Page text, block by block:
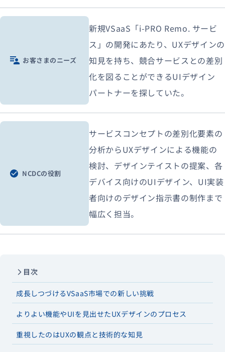
お客さまのニーズ
新規VSaaS「i-PRO Remo. サービ
ス」の開発にあたり、UXデザインの
知見を持ち、競合サービスとの差別
化を図ることができるUIデザイン
パートナーを探していた。
NCDCの役割
サービスコンセプトの差別化要素の
分析からUXデザインによる機能の
検討、デザインテイストの提案、各
デバイス向けのUIデザイン、UI実装
者向けのデザイン指示書の制作まで
幅広く担当。
目次
成長しつづけるVSaaS市場での新しい挑戦
よりよい機能やUIを見出せたUXデザインのプロセス
重視したのはUXの観点と技術的な知見